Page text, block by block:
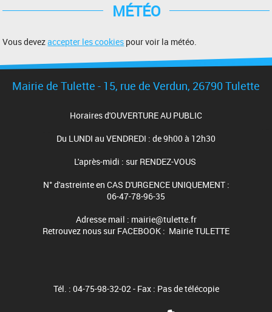
MÉTÉO
Vous devezaccepter les cookies pour voir la météo.
Mairie de Tulette - 15, rue de Verdun, 26790 Tulette
Horaires d'OUVERTURE AU PUBLIC
Du LUNDI au VENDREDI : de 9h00 à 12h30
L'après-midi : sur RENDEZ-VOUS
N° d'astreinte en CAS D'URGENCE UNIQUEMENT :
06-47-78-96-35
Adresse mail : mairie@tulette.fr
Retrouvez nous sur FACEBOOK : Mairie TULETTE
Tél. : 04-75-98-32-02 - Fax : Pas de télécopie